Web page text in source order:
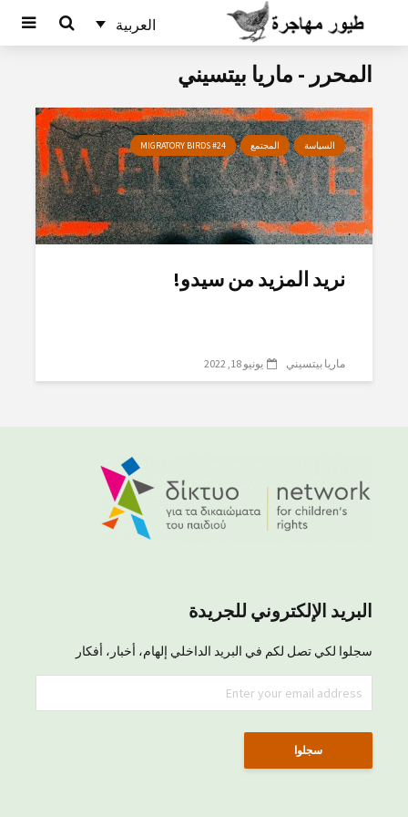
العربية
المحرر - ماريا بيتسيني
السياسة المجتمع MIGRATORY BIRDS #24
نريد المزيد من سيدو!
ماريا بيتسيني يونيو 18, 2022
البريد الإلكتروني للجريدة
سجلوا لكي تصل لكم في البريد الداخلي إلهام، أخبار، أفكار